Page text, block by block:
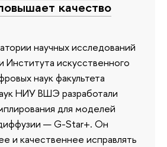
качество
научных исследований
Института искусственного
наук факультета
НИУ ВШЭ разработали
для моделей
— G-Star+. Он
и качественнее исправлять